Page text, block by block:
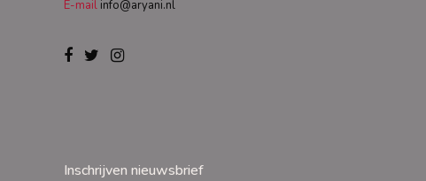
E-mail info@aryani.nl
Inschrijven nieuwsbrief